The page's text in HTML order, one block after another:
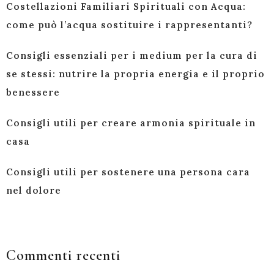
Costellazioni Familiari Spirituali con Acqua:
come può l’acqua sostituire i rappresentanti?
Consigli essenziali per i medium per la cura di
se stessi: nutrire la propria energia e il proprio
benessere
Consigli utili per creare armonia spirituale in
casa
Consigli utili per sostenere una persona cara
nel dolore
Commenti recenti